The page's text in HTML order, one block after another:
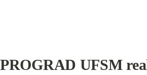
PROGRAD UFSM